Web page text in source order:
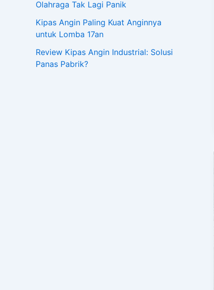
Olahraga Tak Lagi Panik
Kipas Angin Paling Kuat Anginnya
untuk Lomba 17an
Review Kipas Angin Industrial: Solusi
Panas Pabrik?